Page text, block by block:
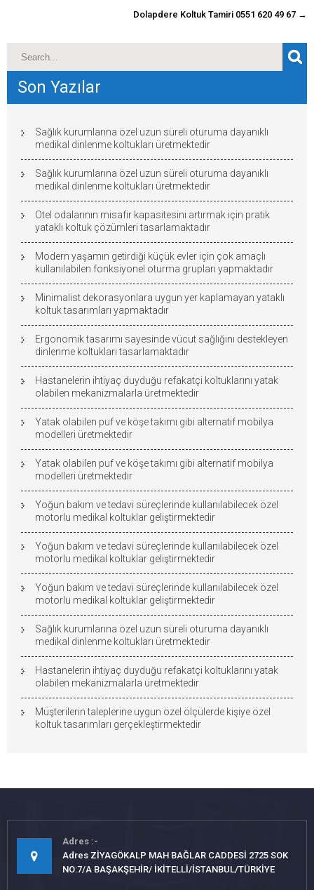
Dolapdere Koltuk Tamiri 0551 620 49 67 →
Son Yazılar
Sağlık kurumlarına özel uzun süreli oturuma dayanıklı
medikal dinlenme koltukları üretmektedir
Sağlık kurumlarına özel uzun süreli oturuma dayanıklı
medikal dinlenme koltukları üretmektedir
Otel odalarının misafir kapasitesini artırmak için pratik
yataklı koltuk çözümleri tasarlamaktadır
Modern yaşamın getirdiği küçük evler için çok amaçlı
kullanılabilen fonksiyonel oturma grupları yapmaktadır
Minimalist dekorasyonlara uygun yer kaplamayan yataklı
koltuk tasarımları yapmaktadır
Ergonomik tasarımı sayesinde vücut sağlığını destekleyen
dinlenme koltukları tasarlamaktadır
Hastanelerin ihtiyaç duyduğu refakatçi koltuklarını yatak
olabilen mekanizmalarla üretmektedir
Yatak olabilen puf ve köşe takımı gibi alternatif mobilya
modelleri üretmektedir
Yatak olabilen puf ve köşe takımı gibi alternatif mobilya
modelleri üretmektedir
Yoğun bakım ve tedavi süreçlerinde kullanılabilecek özel
motorlu medikal koltuklar geliştirmektedir
Yoğun bakım ve tedavi süreçlerinde kullanılabilecek özel
motorlu medikal koltuklar geliştirmektedir
Yoğun bakım ve tedavi süreçlerinde kullanılabilecek özel
motorlu medikal koltuklar geliştirmektedir
Sağlık kurumlarına özel uzun süreli oturuma dayanıklı
medikal dinlenme koltukları üretmektedir
Hastanelerin ihtiyaç duyduğu refakatçi koltuklarını yatak
olabilen mekanizmalarla üretmektedir
Müşterilerin taleplerine uygun özel ölçülerde kişiye özel
koltuk tasarımları gerçekleştirmektedir
Adres
Adres ZİYAGÖKALP MAH BAĞLAR CADDESİ 2725 SOK
NO:7/A BAŞAKŞEHİR/ İKİTELLİ/İSTANBUL/TÜRKİYE